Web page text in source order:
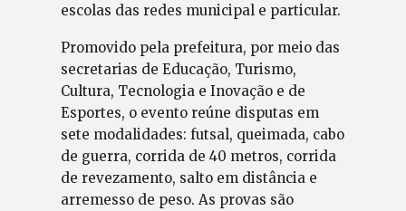
escolas das redes municipal e particular.
Promovido pela prefeitura, por meio das
secretarias de Educação, Turismo,
Cultura, Tecnologia e Inovação e de
Esportes, o evento reúne disputas em
sete modalidades: futsal, queimada, cabo
de guerra, corrida de 40 metros, corrida
de revezamento, salto em distância e
arremesso de peso. As provas são